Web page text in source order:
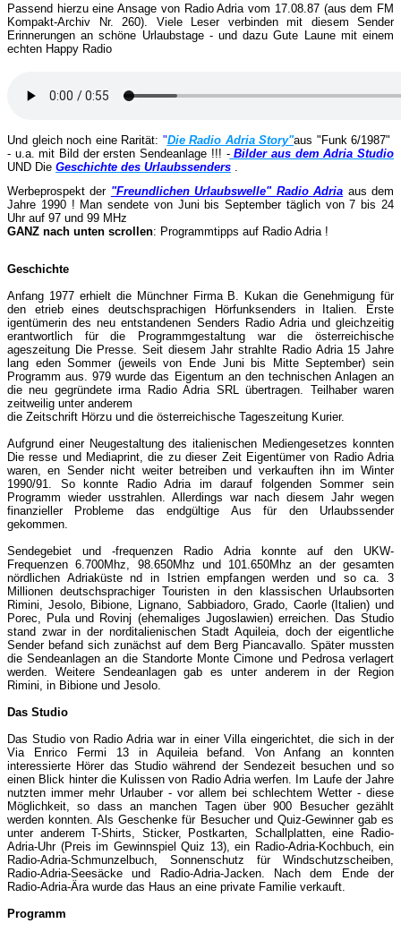
Passend hierzu eine Ansage von Radio Adria vom 17.08.87 (aus dem FM
Kompakt-Archiv Nr. 260). Viele Leser verbinden mit diesem Sender
Erinnerungen an schöne Urlaubstage - und dazu Gute Laune mit einem
echten Happy Radio
Und gleich noch eine Rarität: "Die Radio Adria Story"aus "Funk 6/1987"
- u.a. mit Bild der ersten Sendeanlage !!! - Bilder aus dem Adria Studio
UND Die Geschichte des Urlaubssenders
Werbeprospekt der "Freundlichen Urlaubswelle" Radio Adria aus dem
Jahre 1990 ! Man sendete von Juni bis September täglich von 7 bis 24
Uhr auf 97 und 99 MHz
GANZ nach unten scrollen: Programmtipps auf Radio Adria !
Geschichte
Anfang 1977 erhielt die Münchner Firma B. Kukan die Genehmigung für
den etrieb eines deutschsprachigen Hörfunksenders in Italien. Erste
igentümerin des neu entstandenen Senders Radio Adria und gleichzeitig
erantwortlich für die Programmgestaltung war die österreichische
ageszeitung Die Presse. Seit diesem Jahr strahlte Radio Adria 15 Jahre
lang eden Sommer (jeweils von Ende Juni bis Mitte September) sein
Programm aus. 979 wurde das Eigentum an den technischen Anlagen an
die neu gegründete irma Radio Adria SRL übertragen. Teilhaber waren
zeitweilig unter anderem
die Zeitschrift Hörzu und die österreichische Tageszeitung Kurier.
Aufgrund einer Neugestaltung des italienischen Mediengesetzes konnten
Die resse und Mediaprint, die zu dieser Zeit Eigentümer von Radio Adria
waren, en Sender nicht weiter betreiben und verkauften ihn im Winter
1990/91. So konnte Radio Adria im darauf folgenden Sommer sein
Programm wieder usstrahlen. Allerdings war nach diesem Jahr wegen
finanzieller Probleme das endgültige Aus für den Urlaubssender
gekommen.
Sendegebiet und -frequenzen Radio Adria konnte auf den UKW-
Frequenzen 6.700Mhz, 98.650Mhz und 101.650Mhz an der gesamten
nördlichen Adriaküste nd in Istrien empfangen werden und so ca. 3
Millionen deutschsprachiger Touristen in den klassischen Urlaubsorten
Rimini, Jesolo, Bibione, Lignano, Sabbiadoro, Grado, Caorle (Italien) und
Porec, Pula und Rovinj (ehemaliges Jugoslawien) erreichen. Das Studio
stand zwar in der norditalienischen Stadt Aquileia, doch der eigentliche
Sender befand sich zunächst auf dem Berg Piancavallo. Später mussten
die Sendeanlagen an die Standorte Monte Cimone und Pedrosa verlagert
werden. Weitere Sendeanlagen gab es unter anderem in der Region
Rimini, in Bibione und Jesolo.
Das Studio
Das Studio von Radio Adria war in einer Villa eingerichtet, die sich in der
Via Enrico Fermi 13 in Aquileia befand. Von Anfang an konnten
interessierte Hörer das Studio während der Sendezeit besuchen und so
einen Blick hinter die Kulissen von Radio Adria werfen. Im Laufe der Jahre
nutzten immer mehr Urlauber - vor allem bei schlechtem Wetter - diese
Möglichkeit, so dass an manchen Tagen über 900 Besucher gezählt
werden konnten. Als Geschenke für Besucher und Quiz-Gewinner gab es
unter anderem T-Shirts, Sticker, Postkarten, Schallplatten, eine Radio-
Adria-Uhr (Preis im Gewinnspiel Quiz 13), ein Radio-Adria-Kochbuch, ein
Radio-Adria-Schmunzelbuch, Sonnenschutz für Windschutzscheiben,
Radio-Adria-Seesäcke und Radio-Adria-Jacken. Nach dem Ende der
Radio-Adria-Ära wurde das Haus an eine private Familie verkauft.
Programm